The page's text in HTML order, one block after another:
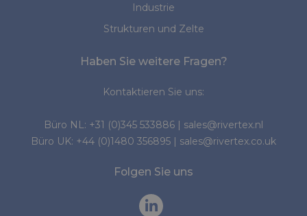
Industrie
Strukturen und Zelte
Haben Sie weitere Fragen?
Kontaktieren Sie uns:
Büro NL: +31 (0)345 533886
sales@rivertex.nl
Büro UK: +44 (0)1480 356895 sales@rivertex.co.uk
Folgen Sie uns